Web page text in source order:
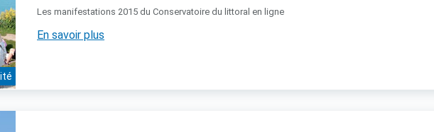
Les manifestations 2015 du Conservatoire du littoral en ligne
En savoir plus